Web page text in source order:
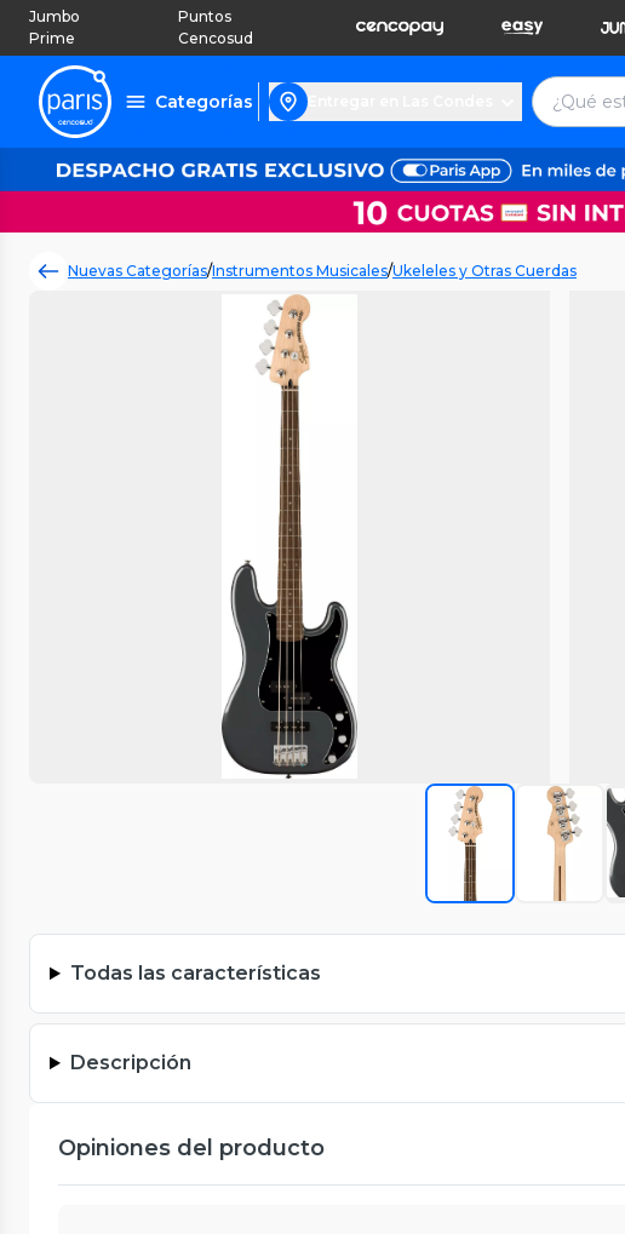
Jumbo
Prime
Puntos
Cencosud
Categorías
Nuevas Categorías/Instrumentos Musicales/Ukeleles y Otras Cuerdas
Todas las características
Descripción
Opiniones del producto